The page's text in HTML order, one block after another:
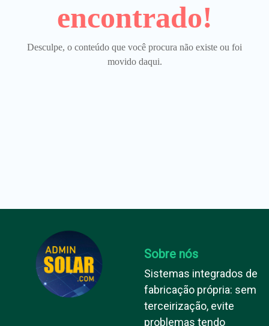
encontrado!
Desculpe, o conteúdo que você procura não existe ou foi
movido daqui.
Sobre nós
Sistemas integrados de
fabricação própria: sem
terceirização, evite
problemas tendo